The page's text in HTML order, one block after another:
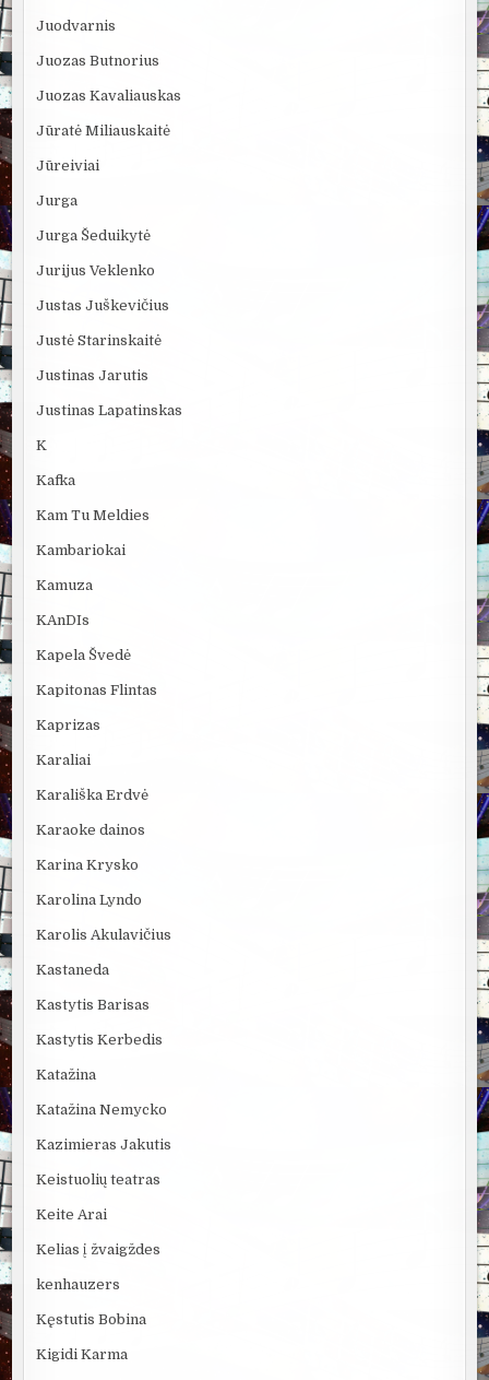
Juodvarnis
Juozas Butnorius
Juozas Kavaliauskas
Jūratė Miliauskaitė
Jūreiviai
Jurga
Jurga Šeduikytė
Jurijus Veklenko
Justas Juškevičius
Justė Starinskaitė
Justinas Jarutis
Justinas Lapatinskas
K
Kafka
Kam Tu Meldies
Kambariokai
Kamuza
KAnDIs
Kapela Švedė
Kapitonas Flintas
Kaprizas
Karaliai
Karališka Erdvė
Karaoke dainos
Karina Krysko
Karolina Lyndo
Karolis Akulavičius
Kastaneda
Kastytis Barisas
Kastytis Kerbedis
Katažina
Katažina Nemycko
Kazimieras Jakutis
Keistuolių teatras
Keite Arai
Kelias į žvaigždes
kenhauzers
Kęstutis Bobina
Kigidi Karma